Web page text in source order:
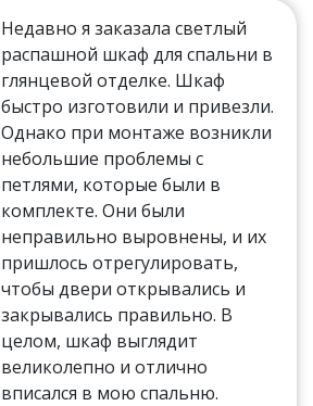
Недавно я заказала светлый
распашной шкаф для спальни в
глянцевой отделке. Шкаф
быстро изготовили и привезли.
Однако при монтаже возникли
небольшие проблемы с
петлями, которые были в
комплекте. Они были
неправильно выровнены, и их
пришлось отрегулировать,
чтобы двери открывались и
закрывались правильно. В
целом, шкаф выглядит
великолепно и отлично
вписался в мою спальню.